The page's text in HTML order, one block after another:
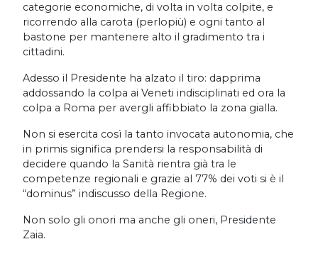
categorie economiche, di volta in volta colpite, e
ricorrendo alla carota (perlopiù) e ogni tanto al
bastone per mantenere alto il gradimento tra i
cittadini.
Adesso il Presidente ha alzato il tiro: dapprima
addossando la colpa ai Veneti indisciplinati ed ora la
colpa a Roma per avergli affibbiato la zona gialla.
Non si esercita così la tanto invocata autonomia, che
in primis significa prendersi la responsabilità di
decidere quando la Sanità rientra già tra le
competenze regionali e grazie al 77% dei voti si è il
“dominus” indiscusso della Regione.
Non solo gli onori ma anche gli oneri, Presidente
Zaia.